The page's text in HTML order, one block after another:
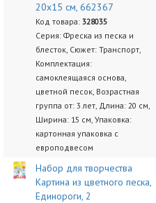
20х15 см, 662367
Код товара: 328035
Серия: Фреска из песка и
блесток, Сюжет: Транспорт,
Комплектация:
самоклеящаяся основа,
цветной песок, Возрастная
группа от: 3 лет, Длина: 20 см,
Ширина: 15 см, Упаковка:
картонная упаковка с
европодвесом
Набор для творчества
Картина из цветного песка,
Единороги, 2